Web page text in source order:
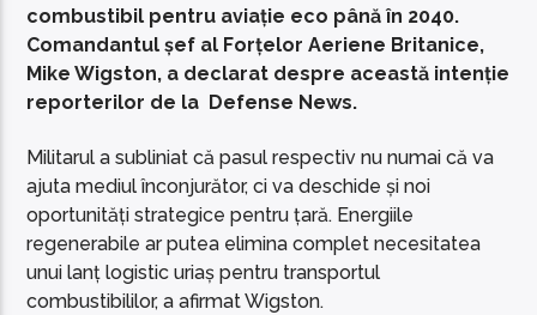
combustibil pentru aviație eco până în 2040.
Comandantul șef al Forțelor Aeriene Britanice,
Mike Wigston, a declarat despre această intenție
reporterilor de la Defense News.
Militarul a subliniat că pasul respectiv nu numai că va
ajuta mediul înconjurător, ci va deschide și noi
oportunități strategice pentru țară. Energiile
regenerabile ar putea elimina complet necesitatea
unui lanț logistic uriaș pentru transportul
combustibililor, a afirmat Wigston.